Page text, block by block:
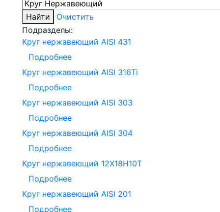
Найти
Очистить
Подразделы:
Круг нержавеющий AISI 431
Подробнее
Круг нержавеющий AISI 316Ti
Подробнее
Круг нержавеющий AISI 303
Подробнее
Круг нержавеющий AISI 304
Подробнее
Круг нержавеющий 12Х18Н10Т
Подробнее
Круг нержавеющий AISI 201
Подробнее